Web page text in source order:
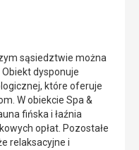
sąsiedztwie można
dysponuje
które oferuje
W obiekcie Spa &
fińska i łaźnia
opłat. Pozostałe
relaksacyjne i